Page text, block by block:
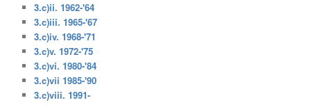
3.c)ii. 1962-'64
3.c)iii. 1965-'67
3.c)iv. 1968-'71
3.c)v. 1972-'75
3.c)vi. 1980-'84
3.c)vii 1985-'90
3.c)viii. 1991-